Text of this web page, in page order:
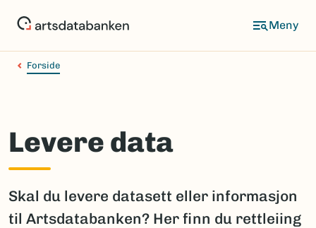
Forside
Levere data
Skal du levere datasett eller informasjon
til Artsdatabanken? Her finn du rettleiing